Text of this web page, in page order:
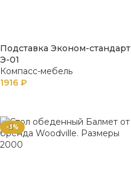
Подставка Эконом-стандарт
Э-01
Компасс-мебель
1916 ₽
-3%